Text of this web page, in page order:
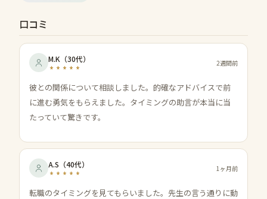
口コミ
M.K （30代） 2週間前
彼との関係について相談しました。的確なアドバイスで前
に進む勇気をもらえました。タイミングの助言が本当に当
たっていて驚きです。
A.S （40代） 1ヶ月前
転職のタイミングを見てもらいました。先生の言う通りに動